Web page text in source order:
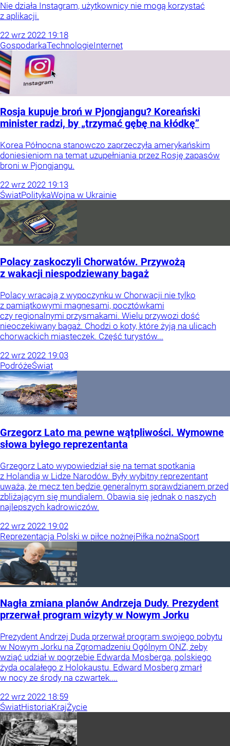
Nie działa Instagram, użytkownicy nie mogą korzystać
z aplikacji.
22 wrz 2022 19:18
GospodarkaTechnologieInternet
Rosja kupuje broń w Pjongjangu? Koreański
minister radzi, by „trzymać gębę na kłódkę”
Korea Północna stanowczo zaprzeczyła amerykańskim
doniesieniom na temat uzupełniania przez Rosję zapasów
broni w Pjongjangu.
22 wrz 2022 19:13
ŚwiatPolitykaWojna w Ukrainie
Polacy zaskoczyli Chorwatów. Przywożą
z wakacji niespodziewany bagaż
Polacy wracają z wypoczynku w Chorwacji nie tylko
z pamiątkowymi magnesami, pocztówkami
czy regionalnymi przysmakami. Wielu przywozi dość
nieoczekiwany bagaż. Chodzi o koty, które żyją na ulicach
chorwackich miasteczek. Część turystów...
22 wrz 2022 19:03
PodróżeŚwiat
Grzegorz Lato ma pewne wątpliwości. Wymowne
słowa byłego reprezentanta
Grzegorz Lato wypowiedział się na temat spotkania
z Holandią w Lidze Narodów. Były wybitny reprezentant
uważa, że mecz ten będzie generalnym sprawdzianem przed
zbliżającym się mundialem. Obawia się jednak o naszych
najlepszych kadrowiczów.
22 wrz 2022 19:02
Reprezentacja Polski w piłce nożnejPiłka nożnaSport
Nagła zmiana planów Andrzeja Dudy. Prezydent
przerwał program wizyty w Nowym Jorku
Prezydent Andrzej Duda przerwał program swojego pobytu
w Nowym Jorku na Zgromadzeniu Ogólnym ONZ, żeby
wziąć udział w pogrzebie Edwarda Mosberga, polskiego
żyda ocalałego z Holokaustu. Edward Mosberg zmarł
w nocy ze środy na czwartek....
22 wrz 2022 18:59
ŚwiatHistoriaKrajŻycie